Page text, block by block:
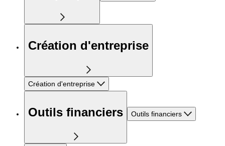
Création d'entreprise
Création d'entreprise
Outils financiers Outils financiers